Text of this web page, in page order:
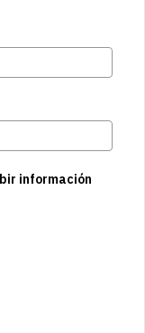
información